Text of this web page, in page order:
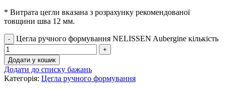
* Витрата цегли вказана з розрахунку рекомендованої
товщини шва 12 мм.
Цегла ручного формування NELISSEN Aubergine кількість
Додати у кошик
Додати до списку бажань
Категорія: Цегла ручного формування